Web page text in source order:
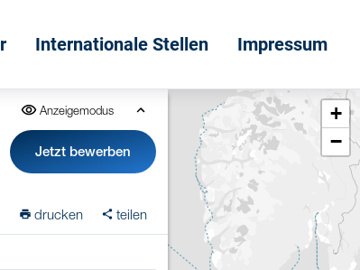
Internationale Stellen Impressum
Anzeigemodus
Jetzt bewerben
drucken teilen
+
−